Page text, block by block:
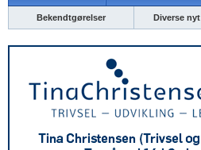
Bekendtgørelser Diverse nyt